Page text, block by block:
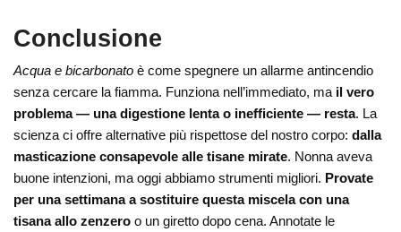
Conclusione
Acqua e bicarbonato è come spegnere un allarme antincendio
senza cercare la fiamma. Funziona nell’immediato, ma il vero
problema — una digestione lenta o inefficiente — resta. La
scienza ci offre alternative più rispettose del nostro corpo:dalla
masticazione consapevole alle tisane mirate. Nonna aveva
buone intenzioni, ma oggi abbiamo strumenti migliori. Provate
per una settimana a sostituire questa miscela con una
tisana allo zenzero o un giretto dopo cena. Annotate le